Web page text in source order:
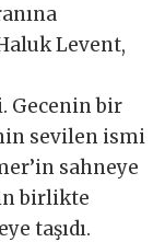
Levent,
Gecenin bir
sevilen ismi
sahneye
birlikte
taşıdı.